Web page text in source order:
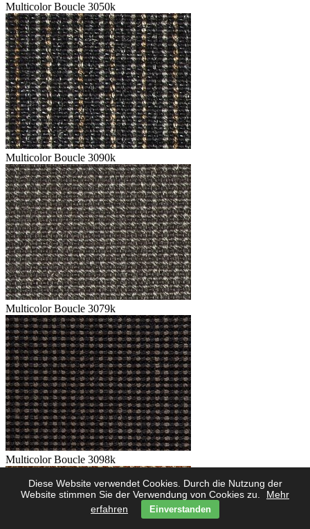
Diese Website verwendet Cookies. Durch die Nutzung der
Website stimmen Sie der Verwendung von Cookies zu.
Mehr
erfahren
Einverstanden
Multicolor Boucle 3050k
Multicolor Boucle 3090k
Multicolor Boucle 3079k
Multicolor Boucle 3098k